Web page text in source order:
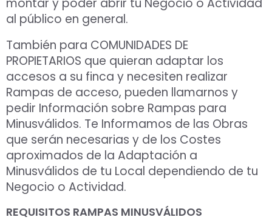
al público en general.
También para COMUNIDADES DE
PROPIETARIOS que quieran adaptar los
accesos a su finca y necesiten realizar
Rampas de acceso, pueden llamarnos y
pedir Información sobre Rampas para
Minusválidos. Te Informamos de las Obras
que serán necesarias y de los Costes
aproximados de la Adaptación a
Minusválidos de tu Local dependiendo de tu
Negocio o Actividad.
REQUISITOS RAMPAS MINUSVÁLIDOS